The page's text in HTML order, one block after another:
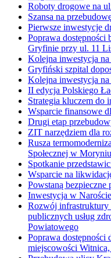
Roboty drogowe na
Szansa na
Pierwsze inwestycje
Poprawa
Gryfinie przy ul. 11
Kolejna inwestycja
Gryfiński szpital
Kolejna inwestycja
II edycja Polskiego
Strategia kluczem do
Wsparcie finansowe
Drugi etap
ZIT narzędziem dla
Rusza
Społecznej w Moryniu
Spotkanie
Wsparcie na
Powstaną bezpieczne
Inwestycja w
Rozwój infrastruktury
publicznych usług
Powiatowego
Poprawa
miejscowości